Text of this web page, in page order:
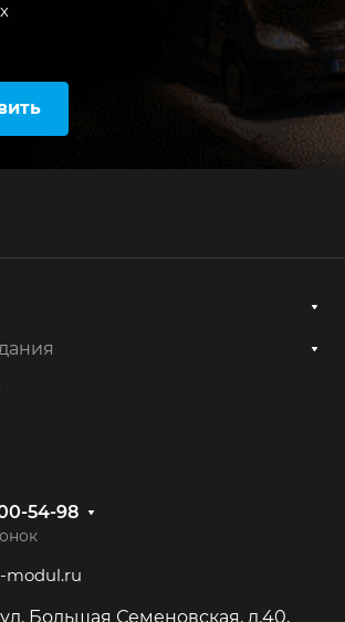
54-98
modul.ru
ул. Большая Семеновская, д.40,